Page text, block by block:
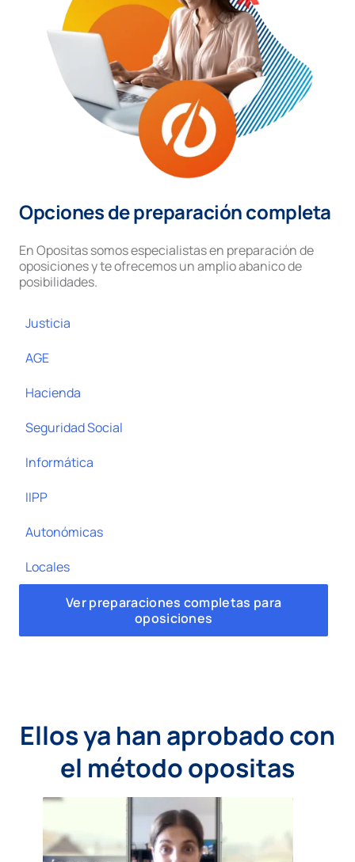
Opciones de preparación completa
En Opositas somos especialistas en preparación de
oposiciones y te ofrecemos un amplio abanico de
posibilidades.
Justicia
AGE
Hacienda
Seguridad Social
Informática
IIPP
Autonómicas
Locales
Ver preparaciones completas para
oposiciones
Ellos ya han aprobado con
el método opositas